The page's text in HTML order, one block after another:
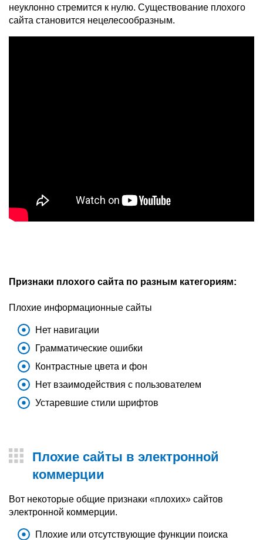
неуклонно стремится к нулю. Существование плохого
сайта становится нецелесообразным.
Признаки плохого сайта по разным категориям:
Плохие информационные сайты
Нет навигации
Грамматические ошибки
Контрастные цвета и фон
Нет взаимодействия с пользователем
Устаревшие стили шрифтов
Плохие сайты в электронной
коммерции
Вот некоторые общие признаки «плохих» сайтов
электронной коммерции.
Плохие или отсутствующие функции поиска